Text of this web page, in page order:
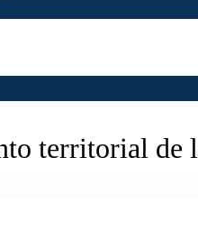
territorial de